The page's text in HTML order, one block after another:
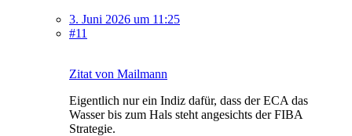
3. Juni 2026 um 11:25
#11
Zitat von Mailmann
Eigentlich nur ein Indiz dafür, dass der ECA das
Wasser bis zum Hals steht angesichts der FIBA
Strategie.